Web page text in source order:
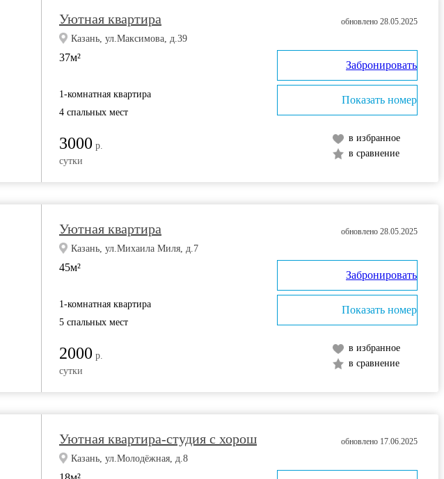
Уютная квартира
Казань, ул.Максимова, д.39
37м²
1-комнатная квартира
4 спальных мест
3000 р.
сутки
обновлено 28.05.2025
в избранное
в сравнение
Забронировать
Показать номер
Уютная квартира
Казань, ул.Михаила Миля, д.7
45м²
1-комнатная квартира
5 спальных мест
2000 р.
сутки
обновлено 28.05.2025
в избранное
в сравнение
Забронировать
Показать номер
Уютная квартира-студия с хорош
Казань, ул.Молодёжная, д.8
обновлено 17.06.2025